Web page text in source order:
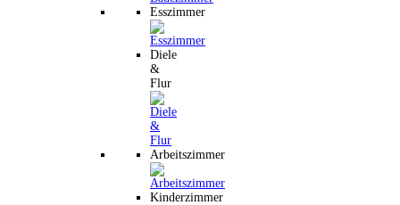
Esszimmer
Diele
&
Flur
Arbeitszimmer
Kinderzimmer